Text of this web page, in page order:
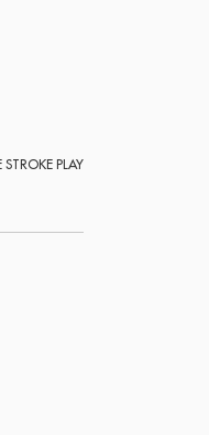
STROKE PLAY